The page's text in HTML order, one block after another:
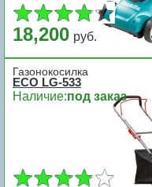
18,200 руб.
Газонокосилка
ECO LG-533
Наличие:под заказ